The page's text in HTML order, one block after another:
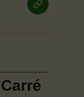
yelp.de